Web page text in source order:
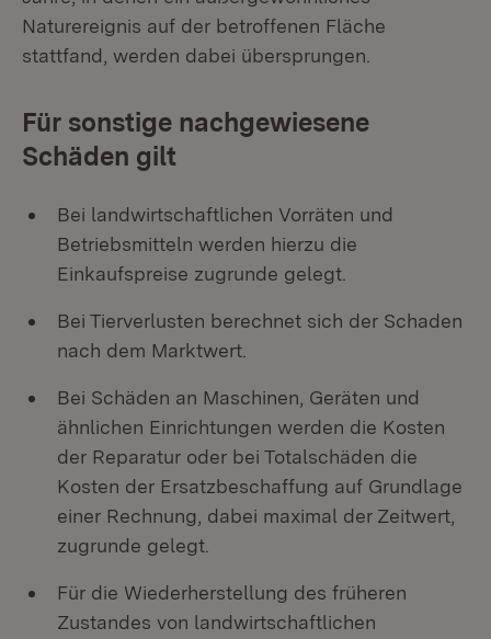
Naturereignis auf der betroffenen Fläche
stattfand, werden dabei übersprungen.
Für sonstige nachgewiesene
Schäden gilt
Bei landwirtschaftlichen Vorräten und
Betriebsmitteln werden hierzu die
Einkaufspreise zugrunde gelegt.
Bei Tierverlusten berechnet sich der Schaden
nach dem Marktwert.
Bei Schäden an Maschinen, Geräten und
ähnlichen Einrichtungen werden die Kosten
der Reparatur oder bei Totalschäden die
Kosten der Ersatzbeschaffung auf Grundlage
einer Rechnung, dabei maximal der Zeitwert,
zugrunde gelegt.
Für die Wiederherstellung des früheren
Zustandes von landwirtschaftlichen